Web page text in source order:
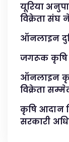
यूरिया
विक्रेता संघ
ऑनलाइन
जगरूक कृषि
ऑनलाइन
विक्रेता
कृषि आदान
सरकारी